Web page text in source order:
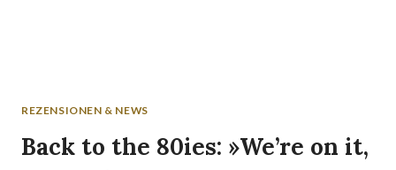
REZENSIONEN & NEWS
Back to the 80ies: »We’re on it,